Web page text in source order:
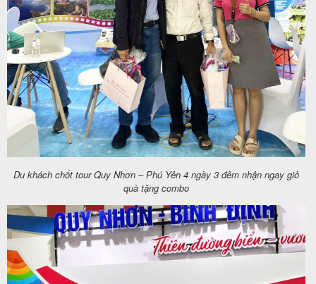
Du khách chốt tour Quy Nhơn – Phú Yên 4 ngày 3 đêm nhận ngay giỏ
quà tặng combo